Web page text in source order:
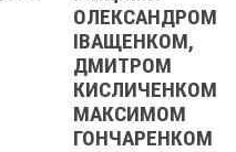
ОЛЕКСАНДРОМ
ІВАЩЕНКОМ,
ДМИТРОМ
КИСЛИЧЕНКОМ ТА
МАКСИМОМ
ГОНЧАРЕНКОМ